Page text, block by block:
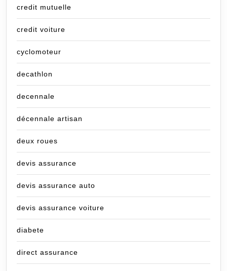
credit mutuelle
credit voiture
cyclomoteur
decathlon
decennale
décennale artisan
deux roues
devis assurance
devis assurance auto
devis assurance voiture
diabete
direct assurance